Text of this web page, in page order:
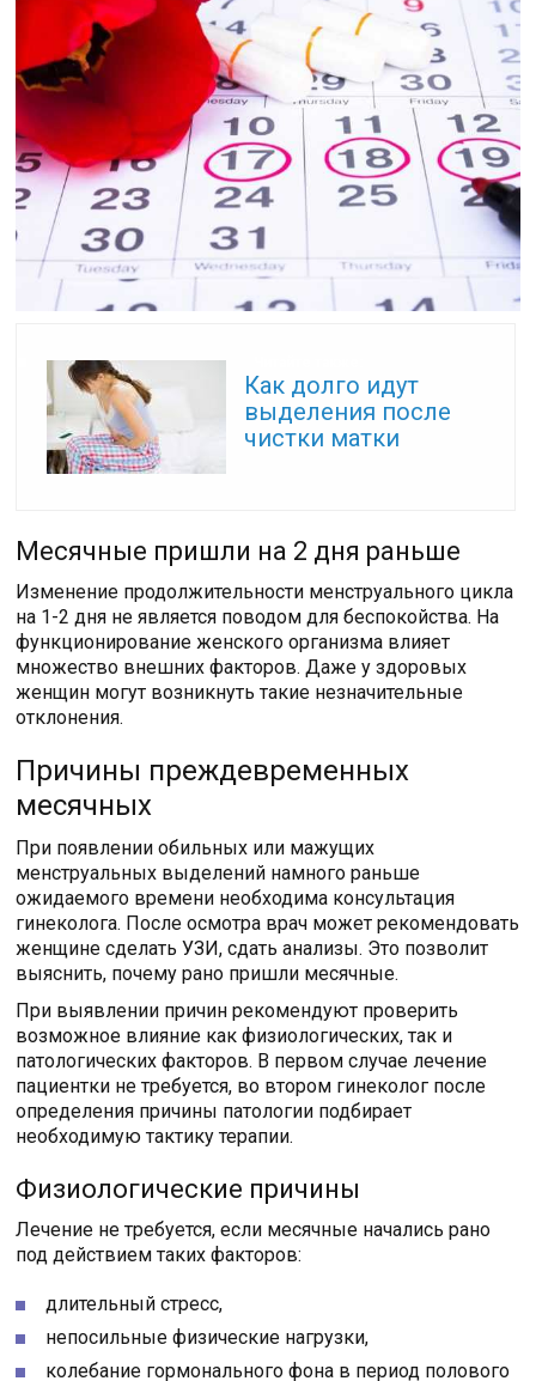
Как долго идут
выделения после
чистки матки
Месячные пришли на 2 дня раньше
Изменение продолжительности менструального цикла
на 1-2 дня не является поводом для беспокойства. На
функционирование женского организма влияет
множество внешних факторов. Даже у здоровых
женщин могут возникнуть такие незначительные
отклонения.
Причины преждевременных
месячных
При появлении обильных или мажущих
менструальных выделений намного раньше
ожидаемого времени необходима консультация
гинеколога. После осмотра врач может рекомендовать
женщине сделать УЗИ, сдать анализы. Это позволит
выяснить, почему рано пришли месячные.
При выявлении причин рекомендуют проверить
возможное влияние как физиологических, так и
патологических факторов. В первом случае лечение
пациентки не требуется, во втором гинеколог после
определения причины патологии подбирает
необходимую тактику терапии.
Физиологические причины
Лечение не требуется, если месячные начались рано
под действием таких факторов:
длительный стресс,
непосильные физические нагрузки,
колебание гормонального фона в период полового